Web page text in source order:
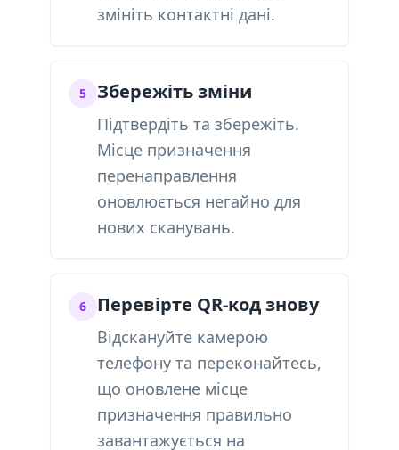
змініть контактні дані.
5 Збережіть зміни
Підтвердіть та збережіть.
Місце призначення
перенаправлення
оновлюється негайно для
нових сканувань.
6 Перевірте QR-код знову
Відскануйте камерою
телефону та переконайтесь,
що оновлене місце
призначення правильно
завантажується на